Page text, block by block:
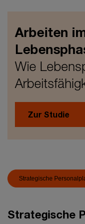
Arbeiten
Wie
Zur Studie
Strategische
Strategische